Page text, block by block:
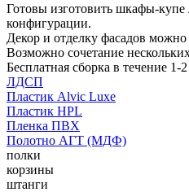
Готовы изготовить шкафы-купе
конфигурации.
Декор и отделку фасадов
Возможно сочетание
Бесплатная сборка в течение 1-
ЛДСП
Пластик Alvic Luxe
Пластик HPL
Пленка ПВХ
Полотно АГТ (МДФ)
полки
корзины
штанги